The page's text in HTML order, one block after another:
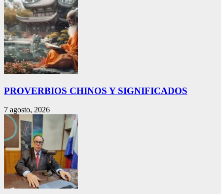
PROVERBIOS CHINOS Y SIGNIFICADOS
7 agosto, 2026